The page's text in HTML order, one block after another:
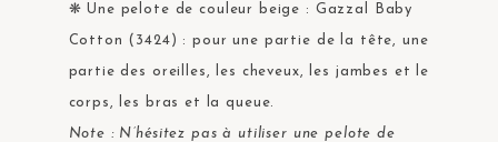
❋ Une pelote de couleur beige : Gazzal Baby
Cotton (3424) : pour une partie de la tête, une
partie des oreilles, les cheveux, les jambes et le
corps, les bras et la queue.
Note : N’hésitez pas à utiliser une pelote de